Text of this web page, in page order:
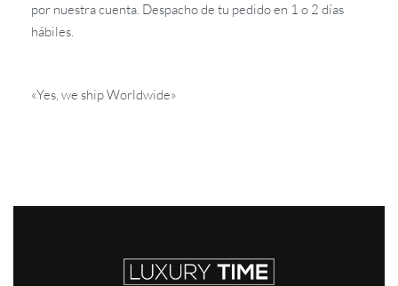
por nuestra cuenta. Despacho de tu pedido en 1 o 2 días
hábiles.
«Yes, we ship Worldwide»